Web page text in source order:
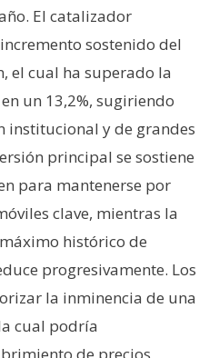
El catalizador
sostenido del
el cual ha superado la
un 13,2%, sugiriendo
y de grandes
principal se sostiene
para mantenerse por
clave, mientras la
histórico de
progresivamente. Los
la inminencia de una
cual podría